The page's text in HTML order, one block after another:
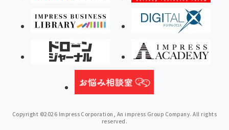
Copyright ©2026 Impress Corporation, An impress Group Company. All rights
reserved.